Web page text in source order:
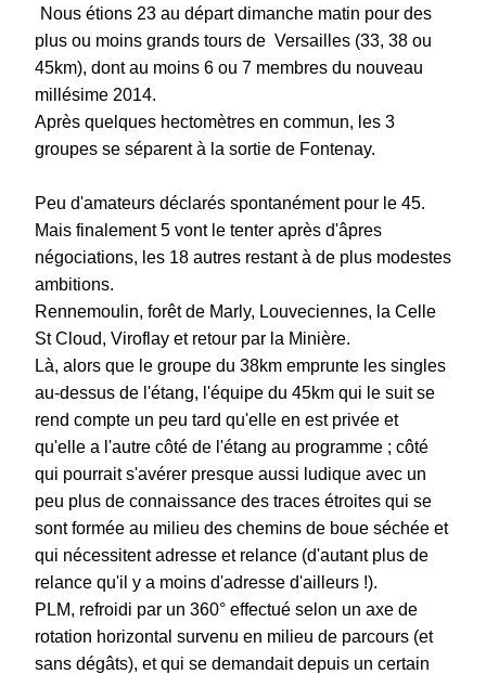
Nous étions 23 au départ dimanche matin pour des
plus ou moins grands tours de Versailles (33, 38 ou
45km), dont au moins 6 ou 7 membres du nouveau
millésime 2014.
Après quelques hectomètres en commun, les 3
groupes se séparent à la sortie de Fontenay.
Peu d'amateurs déclarés spontanément pour le 45.
Mais finalement 5 vont le tenter après d'âpres
négociations, les 18 autres restant à de plus modestes
ambitions.
Rennemoulin, forêt de Marly, Louveciennes, la Celle
St Cloud, Viroflay et retour par la Minière.
Là, alors que le groupe du 38km emprunte les singles
au-dessus de l'étang, l'équipe du 45km qui le suit se
rend compte un peu tard qu'elle en est privée et
qu'elle a l'autre côté de l'étang au programme ; côté
qui pourrait s'avérer presque aussi ludique avec un
peu plus de connaissance des traces étroites qui se
sont formée au milieu des chemins de boue séchée et
qui nécessitent adresse et relance (d'autant plus de
relance qu'il y a moins d'adresse d'ailleurs !).
PLM, refroidi par un 360° effectué selon un axe de
rotation horizontal survenu en milieu de parcours (et
sans dégâts), et qui se demandait depuis un certain